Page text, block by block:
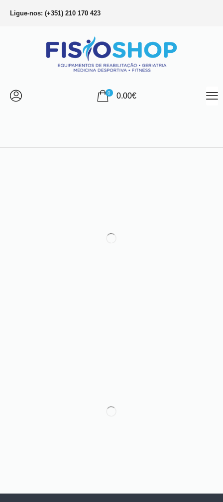
Ligue-nos: (+351) 210 170 423
0 0.00€